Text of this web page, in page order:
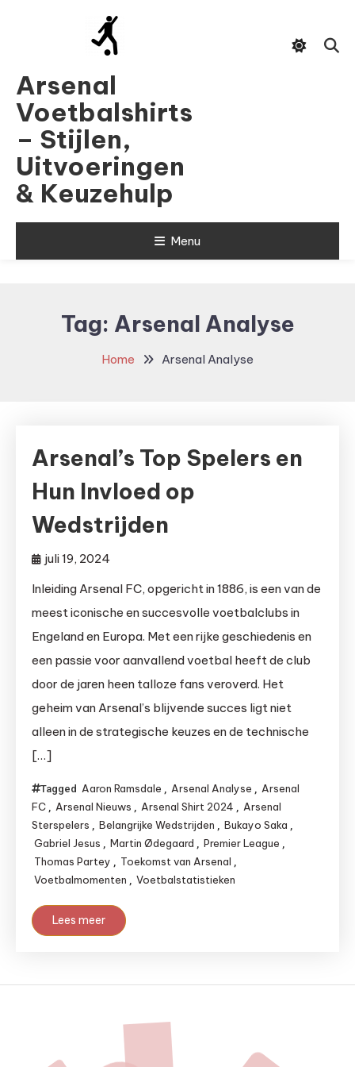
Arsenal
Voetbalshirts
– Stijlen,
Uitvoeringen
& Keuzehulp
Menu
Tag: Arsenal Analyse
Home Arsenal Analyse
Arsenal’s Top Spelers en
Hun Invloed op
Wedstrijden
juli 19, 2024
Inleiding Arsenal FC, opgericht in 1886, is een van de
meest iconische en succesvolle voetbalclubs in
Engeland en Europa. Met een rijke geschiedenis en
een passie voor aanvallend voetbal heeft de club
door de jaren heen talloze fans veroverd. Het
geheim van Arsenal’s blijvende succes ligt niet
alleen in de strategische keuzes en de technische
[…]
Tagged Aaron Ramsdale , Arsenal Analyse , Arsenal
FC , Arsenal Nieuws , Arsenal Shirt 2024 , Arsenal
Sterspelers , Belangrijke Wedstrijden , Bukayo Saka ,
Gabriel Jesus , Martin Ødegaard , Premier League ,
Thomas Partey , Toekomst van Arsenal ,
Voetbalmomenten , Voetbalstatistieken
Lees meer